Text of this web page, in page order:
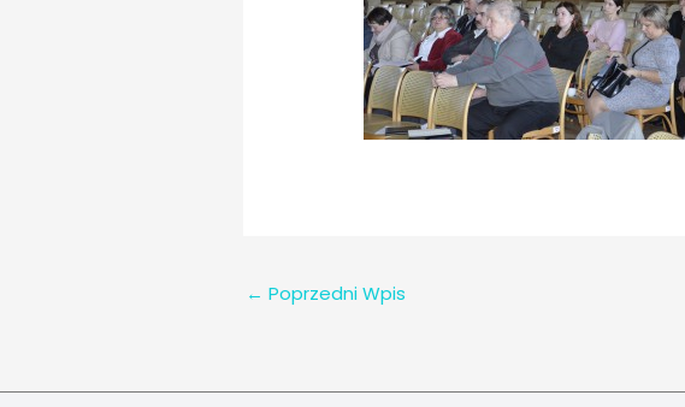
← Poprzedni Wpis